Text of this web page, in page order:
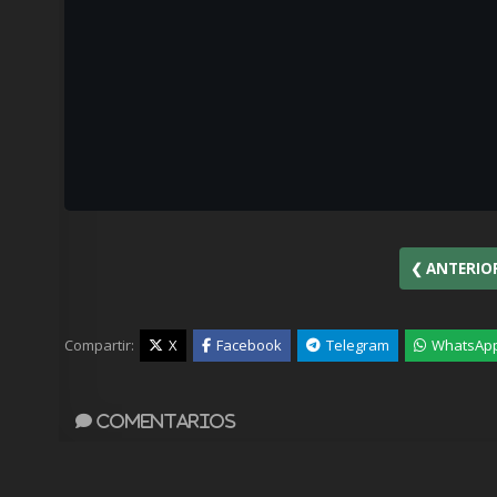
❮
Compartir: X Facebook Telegram
Comentarios